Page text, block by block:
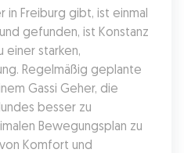
in Freiburg gibt, ist einmal
gefunden, ist Konstanz
einer starken,
Regelmäßig geplante
Gassi Geher, die
besser zu
Bewegungsplan zu
Komfort und